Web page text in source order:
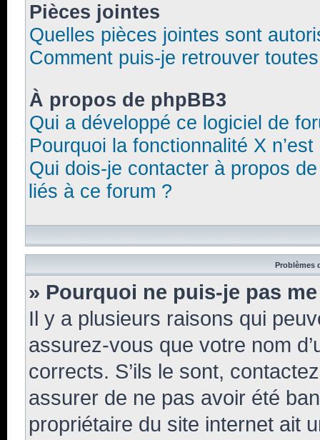
Pièces jointes
Quelles pièces jointes sont
Comment puis-je retrouver
À propos de phpBB3
Qui a développé ce logiciel de
Pourquoi la fonctionnalité X
Qui dois-je contacter à propos
liés à ce forum ?
Problèmes
» Pourquoi ne puis-je pas
Il y a plusieurs raisons qui
assurez-vous que votre nom
corrects. S’ils le sont,
assurer de ne pas avoir été
propriétaire du site internet ait